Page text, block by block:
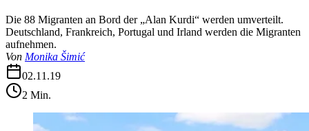
Die 88 Migranten an Bord der „Alan Kurdi“ werden umverteilt.
Deutschland, Frankreich, Portugal und Irland werden die Migranten
aufnehmen.
Von Monika Šimić
02.11.19
2 Min.